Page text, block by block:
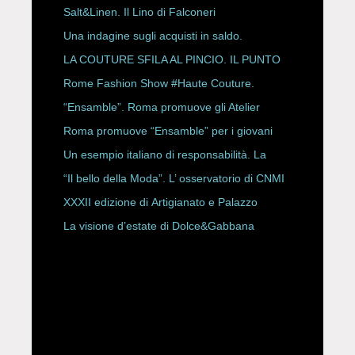
Salt&Linen. Il Lino di Falconeri
Una indagine sugli acquisti in saldo.
LA COUTURE SFILA AL PINCIO. IL PUNTO
CON ALESSANDRO ONORATO E
ROBERTA ANGELILLI
Rome Fashion Show #Haute Couture.
“Ensamble”. Roma promuove gli Atelier
Storici
Roma promuove “Ensamble” per i giovani
Un esempio italiano di responsabilità. La
Rete Slow Fiber
“Il bello della Moda”. L’ osservatorio di CNMI
XXXII edizione di Artigianato e Palazzo
La visione d’estate di Dolce&Gabbana